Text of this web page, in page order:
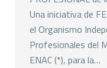
Una iniciativa de
el Organismo
Profesionales del
ENAC (*), para la…